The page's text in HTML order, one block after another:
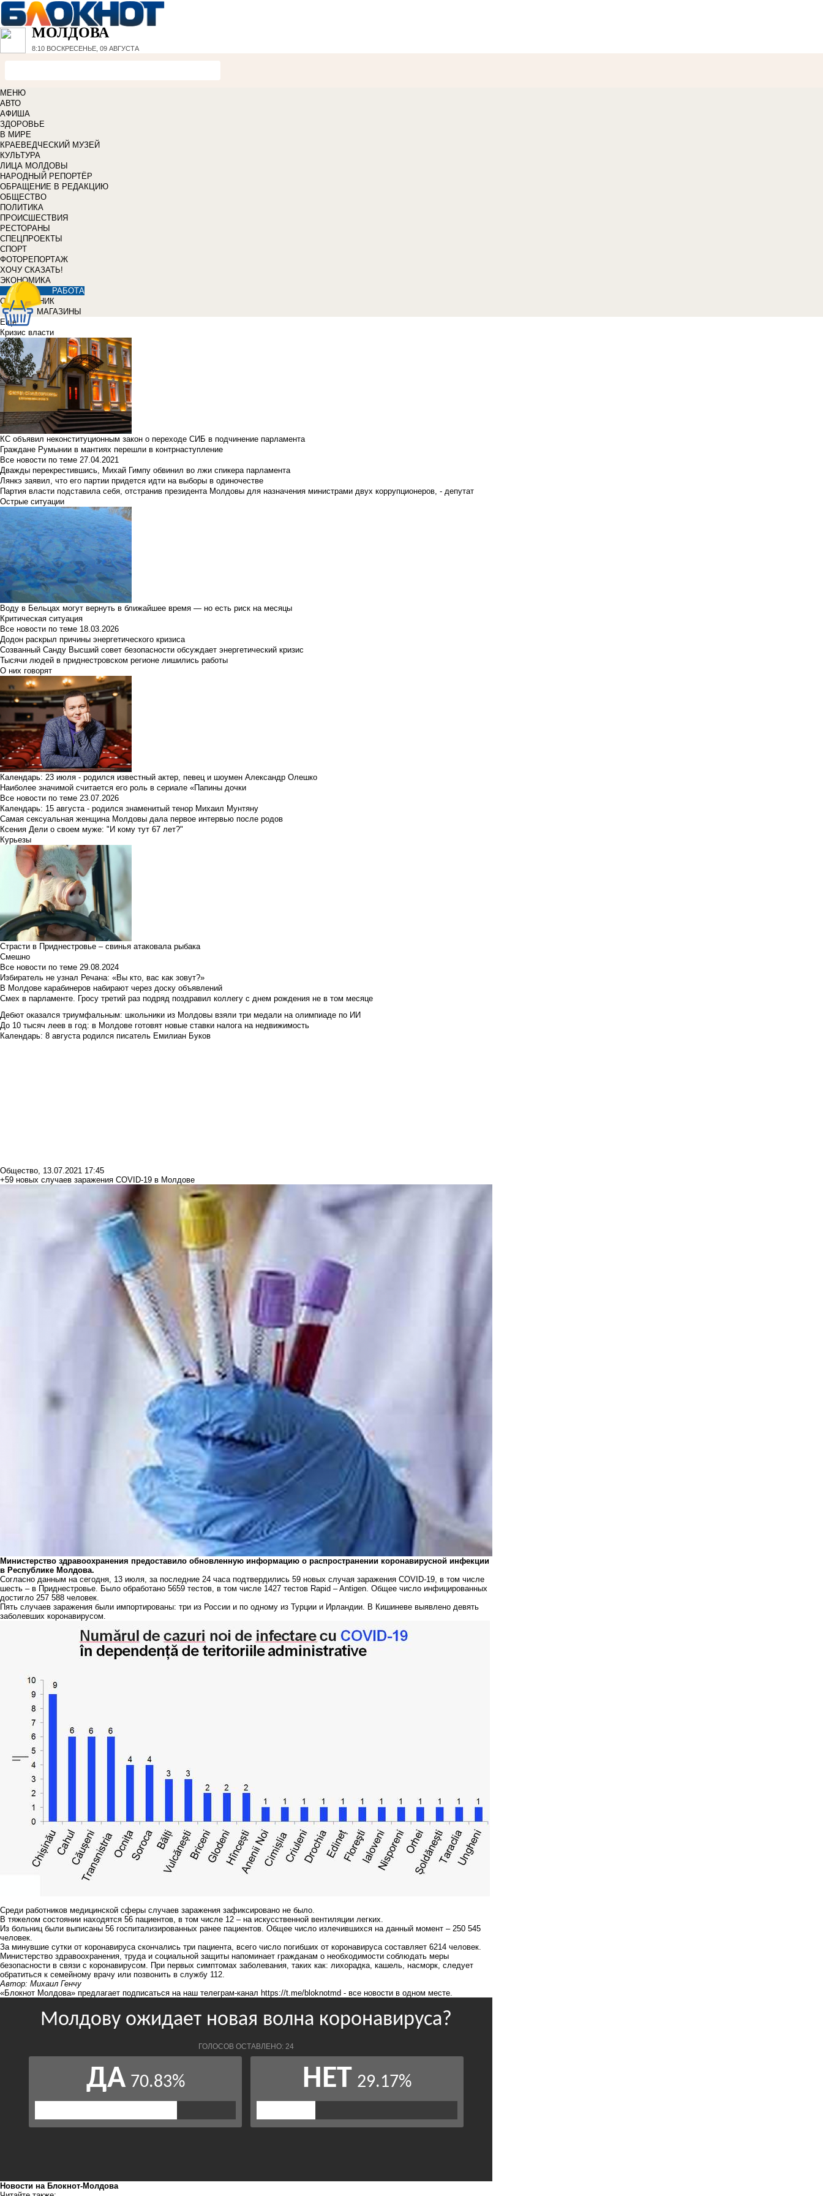
МОЛДОВА
8:10 ВОСКРЕСЕНЬЕ, 09 АВГУСТА
МЕНЮ
АВТО
АФИША
ЗДОРОВЬЕ
В МИРЕ
КРАЕВЕДЧЕСКИЙ МУЗЕЙ
КУЛЬТУРА
ЛИЦА МОЛДОВЫ
НАРОДНЫЙ РЕПОРТЁР
ОБРАЩЕНИЕ В РЕДАКЦИЮ
ОБЩЕСТВО
ПОЛИТИКА
ПРОИСШЕСТВИЯ
РЕСТОРАНЫ
СПЕЦПРОЕКТЫ
СПОРТ
ФОТОРЕПОРТАЖ
ХОЧУ СКАЗАТЬ!
ЭКОНОМИКА
РАБОТА
СПРАВОЧНИК
МАГАЗИНЫ
Еще
Кризис власти
КС объявил неконституционным закон о переходе СИБ в подчинение парламента
Граждане Румынии в мантиях перешли в контрнаступление
Все новости по теме 27.04.2021
Дважды перекрестившись, Михай Гимпу обвинил во лжи спикера парламента
Лянкэ заявил, что его партии придется идти на выборы в одиночестве
Партия власти подставила себя, отстранив президента Молдовы для назначения министрами двух коррупционеров, - депутат
Острые ситуации
Воду в Бельцах могут вернуть в ближайшее время — но есть риск на месяцы
Критическая ситуация
Все новости по теме 18.03.2026
Додон раскрыл причины энергетического кризиса
Созванный Санду Высший совет безопасности обсуждает энергетический кризис
Тысячи людей в приднестровском регионе лишились работы
О них говорят
Календарь: 23 июля - родился известный актер, певец и шоумен Александр Олешко
Наиболее значимой считается его роль в сериале «Папины дочки
Все новости по теме 23.07.2026
Календарь: 15 августа - родился знаменитый тенор Михаил Мунтяну
Самая сексуальная женщина Молдовы дала первое интервью после родов
Ксения Дели о своем муже: "И кому тут 67 лет?"
Курьезы
Страсти в Приднестровье – свинья атаковала рыбака
Смешно
Все новости по теме 29.08.2024
Избиратель не узнал Речана: «Вы кто, вас как зовут?»
В Молдове карабинеров набирают через доску объявлений
Смех в парламенте. Гросу третий раз подряд поздравил коллегу с днем рождения не в том месяце
Дебют оказался триумфальным: школьники из Молдовы взяли три медали на олимпиаде по ИИ
До 10 тысяч леев в год: в Молдове готовят новые ставки налога на недвижимость
Календарь: 8 августа родился писатель Емилиан Буков
Общество, 13.07.2021 17:45
+59 новых случаев заражения COVID-19 в Молдове
Министерство здравоохранения предоставило обновленную информацию о распространении коронавирусной инфекции
в Республике Молдова.
Согласно данным на сегодня, 13 июля, за последние 24 часа подтвердились 59 новых случая заражения COVID-19, в том числе
шесть – в Приднестровье. Было обработано 5659 тестов, в том числе 1427 тестов Rapid – Antigen. Общее число инфицированных
достигло 257 588 человек.
Пять случаев заражения были импортированы: три из России и по одному из Турции и Ирландии. В Кишиневе выявлено девять
заболевших коронавирусом.
Среди работников медицинской сферы случаев заражения зафиксировано не было.
В тяжелом состоянии находятся 56 пациентов, в том числе 12 – на искусственной вентиляции легких.
Из больниц были выписаны 56 госпитализированных ранее пациентов. Общее число излечившихся на данный момент – 250 545
человек.
За минувшие сутки от коронавируса скончались три пациента, всего число погибших от коронавируса составляет 6214 человек.
Министерство здравоохранения, труда и социальной защиты напоминает гражданам о необходимости соблюдать меры
безопасности в связи с коронавирусом. При первых симптомах заболевания, таких как: лихорадка, кашель, насморк, следует
обратиться к семейному врачу или позвонить в службу 112.
Автор: Михаил Генчу
«Блокнот Молдова» предлагает подписаться на наш телеграм-канал https://t.me/bloknotmd - все новости в одном месте.
Новости на Блoкнoт-Молдова